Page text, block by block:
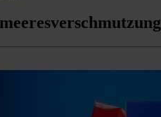
meeresverschmutzung